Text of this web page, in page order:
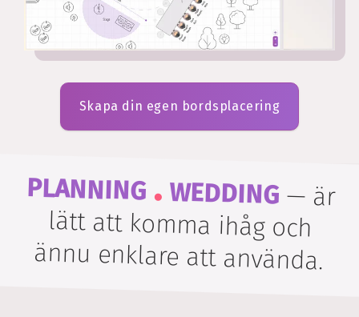
Skapa din egen bordsplacering
PLANNING . WEDDING— är
lätt att komma ihåg och
ännu enklare att använda.